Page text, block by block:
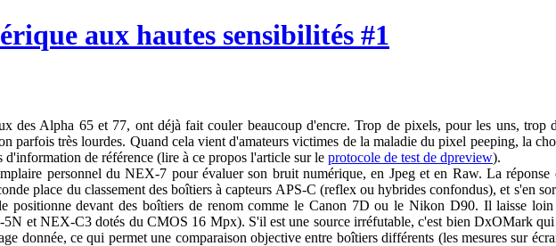
aux hautes sensibilités #1
des Alpha 65 et 77, ont déjà fait couler beaucoup d'encre. Trop de pixels, pour les uns, trop
parfois très lourdes. Quand cela vient d'amateurs victimes de la maladie du pixel peeping, la
d'information de référence (lire à ce propos l'article sur le protocole de test de dpreview).
personnel du NEX-7 pour évaluer son bruit numérique, en Jpeg et en Raw. La
place du classement des boîtiers à capteurs APS-C (reflex ou hybrides confondus), et s'en
positionne devant des boîtiers de renom comme le Canon 7D ou le Nikon D90. Il laisse loin
et NEX-C3 dotés du CMOS 16 Mpx). S'il est une source irréfutable, c'est bien DxOMark
donnée, ce qui permet une comparaison objective entre boîtiers différents (les mesures sur